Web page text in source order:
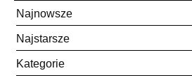
Najnowsze
Najstarsze
Kategorie